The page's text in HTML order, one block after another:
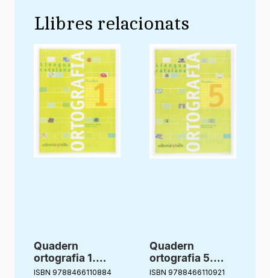
Llibres relacionats
Quadern
ortografia 1.
Llengua catalana
ISBN 9788466110884
Quadern
ortografia 5.
Llengua catalana
ISBN 9788466110921